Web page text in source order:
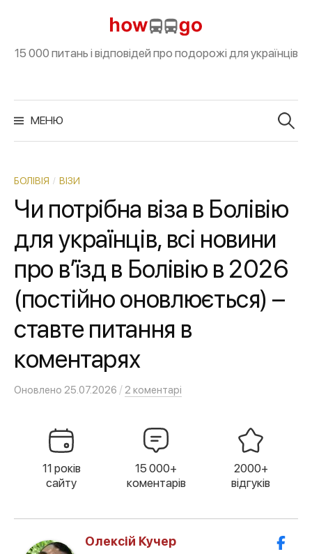
i
o
c
o
t
e
t
15 000 питань і відповідей про подорожі для українців
МЕНЮ о
ш
БОЛІВІЯ / ВІЗИ
Чи потрібна віза в Болівію
для українців, всі новини
про вʼїзд в Болівію в 2026
(постійно оновлюється) –
ставте питання в
коментарях
Оновлено 25.07.2026 / 2 коментарі
11 років
сайту
15 000+
коментарів
2000+
відгуків
Олексій Кучер